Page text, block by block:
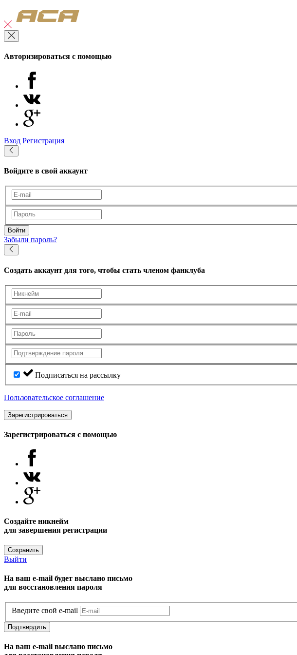
Авторизироваться с помощью
Вход Регистрация
Войдите в свой аккаунт
Войти
Забыли пароль?
Создать аккаунт для того, чтобы стать членом фанклуба
Подписаться на рассылку
Пользовательское соглашение
Зарегистрироваться
Зарегистрироваться с помощью
Создайте никнейм
для завершения регистрации
Сохранить
Выйти
На ваш e-mail будет выслано письмо
для восстановления пароля
Введите свой e-mail
Подтвердить
На ваш e-mail выслано письмо